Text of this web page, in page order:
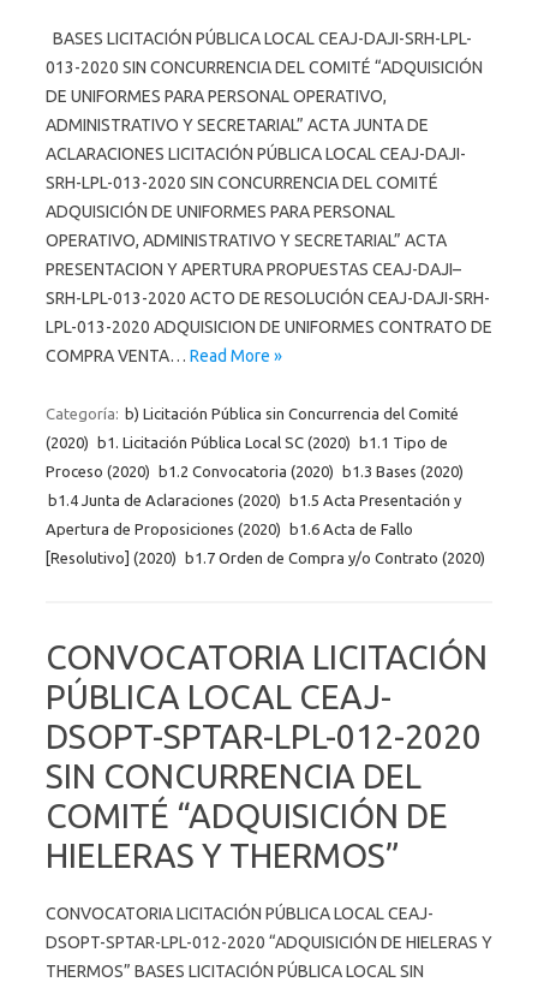
BASES LICITACIÓN PÚBLICA LOCAL CEAJ-DAJI-SRH-LPL-
013-2020 SIN CONCURRENCIA DEL COMITÉ “ADQUISICIÓN
DE UNIFORMES PARA PERSONAL OPERATIVO,
ADMINISTRATIVO Y SECRETARIAL” ACTA JUNTA DE
ACLARACIONES LICITACIÓN PÚBLICA LOCAL CEAJ-DAJI-
SRH-LPL-013-2020 SIN CONCURRENCIA DEL COMITÉ
ADQUISICIÓN DE UNIFORMES PARA PERSONAL
OPERATIVO, ADMINISTRATIVO Y SECRETARIAL” ACTA
PRESENTACION Y APERTURA PROPUESTAS CEAJ-DAJI–
SRH-LPL-013-2020 ACTO DE RESOLUCIÓN CEAJ-DAJI-SRH-
LPL-013-2020 ADQUISICION DE UNIFORMES CONTRATO DE
COMPRA VENTA… Read More »
Categoría: b) Licitación Pública sin Concurrencia del Comité
(2020) b1. Licitación Pública Local SC (2020) b1.1 Tipo de
Proceso (2020) b1.2 Convocatoria (2020) b1.3 Bases (2020)
b1.4 Junta de Aclaraciones (2020) b1.5 Acta Presentación y
Apertura de Proposiciones (2020) b1.6 Acta de Fallo
[Resolutivo] (2020) b1.7 Orden de Compra y/o Contrato (2020)
CONVOCATORIA LICITACIÓN
PÚBLICA LOCAL CEAJ-
DSOPT-SPTAR-LPL-012-2020
SIN CONCURRENCIA DEL
COMITÉ “ADQUISICIÓN DE
HIELERAS Y THERMOS”
CONVOCATORIA LICITACIÓN PÚBLICA LOCAL CEAJ-
DSOPT-SPTAR-LPL-012-2020 “ADQUISICIÓN DE HIELERAS Y
THERMOS” BASES LICITACIÓN PÚBLICA LOCAL SIN